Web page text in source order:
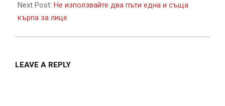
Next Post: Не използвайте два пъти една и съща
кърпа за лице
LEAVE A REPLY